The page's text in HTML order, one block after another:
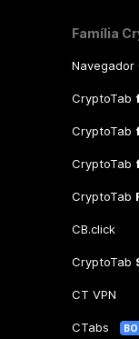
Família
Navegador
CryptoTab
CryptoTab
CryptoTab
CryptoTab
CB.click
CryptoTab
CT VPN
CTabs